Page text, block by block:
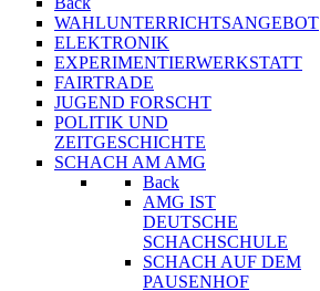
WAHLUNTERRICHTSANGEBOT
ELEKTRONIK
EXPERIMENTIERWERKSTATT
FAIRTRADE
JUGEND FORSCHT
POLITIK UND
ZEITGESCHICHTE
SCHACH AM AMG
Back
AMG IST
DEUTSCHE
SCHACHSCHULE
SCHACH AUF DEM
PAUSENHOF